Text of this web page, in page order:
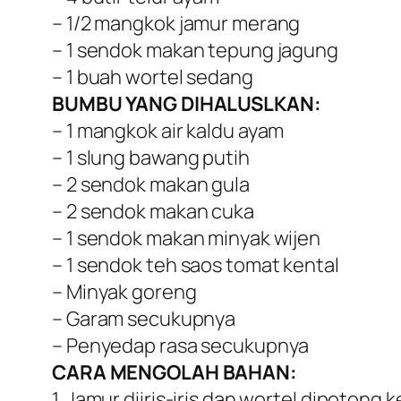
– 1/2 mangkok jamur merang
– 1 sendok makan tepung jagung
– 1 buah wortel sedang
BUMBU YANG DIHALUSLKAN:
– 1 mangkok air kaldu ayam
– 1 slung bawang putih
– 2 sendok makan gula
– 2 sendok makan cuka
– 1 sendok makan minyak wijen
– 1 sendok teh saos tomat kental
– Minyak goreng
– Garam secukupnya
– Penyedap rasa secukupnya
CARA MENGOLAH BAHAN: